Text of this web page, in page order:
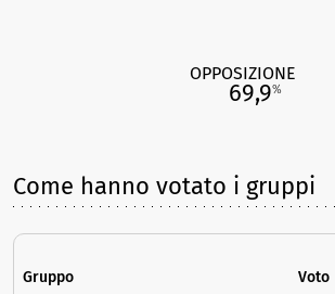
OPPOSIZIONE
69,9%
Come hanno votato i gruppi
Gruppo Voto